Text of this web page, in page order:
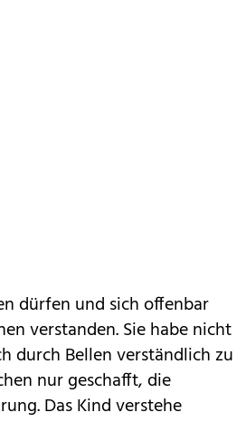
dürfen und sich offenbar
verstanden. Sie habe nicht
durch Bellen verständlich zu
nur geschafft, die
Das Kind verstehe